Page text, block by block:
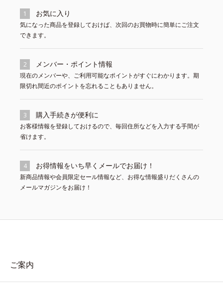
1 お気に入り
気になった商品を登録しておけば、次回のお買物時に簡単にご注文
できます。
2 メンバー・ポイント情報
現在のメンバーや、ご利用可能なポイントがすぐにわかります。期
限切れ間近のポイントを忘れることもありません。
3 購入手続きが便利に
お客様情報を登録しておけるので、毎回住所などを入力する手間が
省けます。
4 お得情報をいち早くメールでお届け！
新商品情報や会員限定セール情報など、お得な情報盛りだくさんの
メールマガジンをお届け！
ご案内